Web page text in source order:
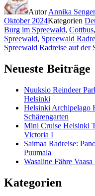
AutorAnnika Senger
Oktober 2024Kategorien
Burg im Spreewald, Cottbus,
Spreewald, Spreewald
Spreewald Radreise auf der
Neueste Beiträge
Nuuksio Reindeer
Helsinki
Helsinki Archipelago
Schärengarten
Mini Cruise Helsinki
Victoria I
Saimaa Radreise:
Puumala
Wasaline Fähre
Kategorien